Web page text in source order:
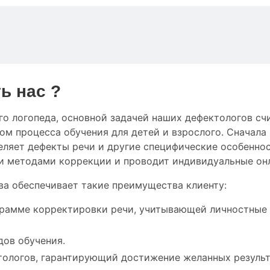
нас ?
логопеда, основной задачей наших дефектологов
процесса обучения для детей и взрослого. Сначала
дефекты речи и другие специфические
методами коррекции и проводит индивидуальные
обеспечивает такие преимущества клиенту:
корректировки речи, учитывающей личностные
обучения.
гарантирующий достижение желанных